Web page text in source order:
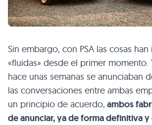
Sin embargo, con PSA las cosas
«fluidas» desde el primer momento.
hace unas semanas se anunciaban
las conversaciones entre ambas
un principio de acuerdo, ambos
de anunciar, ya de forma definitiva y